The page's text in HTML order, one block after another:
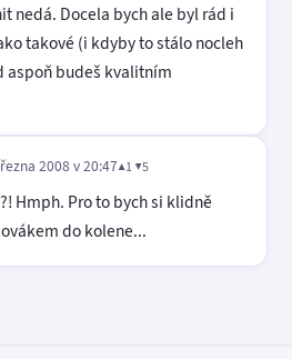
nedá. Docela bych ale byl rád i
takové (i kdyby to stálo nocleh
aspoň budeš kvalitním
2008 v 20:47▲1 ▼5
Hmph. Pro to bych si klidně
do kolene...